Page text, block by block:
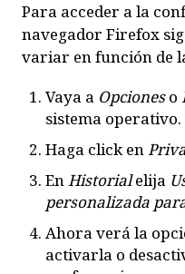
Para acceder a la
navegador Firefox
variar en función de
Vaya a Opcioneso
sistema operativo.
Haga click en
EnHistorialelija
personalizada
Ahora verá la
activarla o